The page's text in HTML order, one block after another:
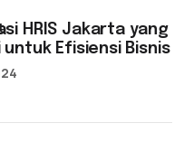
HRIS Jakarta yang
untuk Efisiensi Bisnis